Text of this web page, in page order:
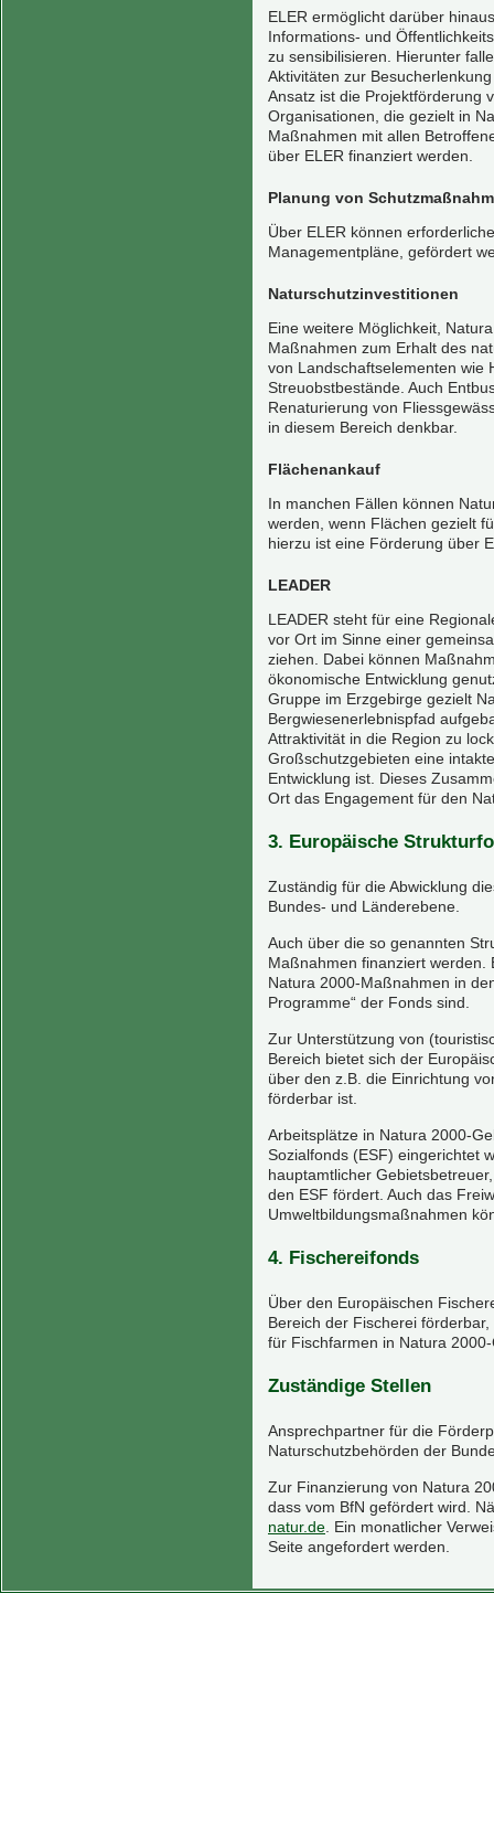
ELER ermöglicht darüber
Informations- und
zu sensibilisieren. Hierunter
Aktivitäten zur
Ansatz ist die Projektförderung
Organisationen, die gezielt in
Maßnahmen mit allen
über ELER finanziert werden.
Planung von
Über ELER können
Managementpläne, gefördert
Naturschutzinvestitionen
Eine weitere Möglichkeit,
Maßnahmen zum Erhalt des
von Landschaftselementen wie
Streuobstbestände. Auch
Renaturierung von
in diesem Bereich denkbar.
Flächenankauf
In manchen Fällen können
werden, wenn Flächen gezielt
hierzu ist eine Förderung über
LEADER
LEADER steht für eine
vor Ort im Sinne einer
ziehen. Dabei können
ökonomische Entwicklung
Gruppe im Erzgebirge gezielt
Bergwiesenerlebnispfad
Attraktivität in die Region zu
Großschutzgebieten eine
Entwicklung ist. Dieses
Ort das Engagement für den
3. Europäische
Zuständig für die Abwicklung
Bundes- und Länderebene.
Auch über die so genannten
Maßnahmen finanziert werden.
Natura 2000-Maßnahmen in
Programme“ der Fonds sind.
Zur Unterstützung von
Bereich bietet sich der
über den z.B. die Einrichtung
förderbar ist.
Arbeitsplätze in Natura 2000-
Sozialfonds (ESF) eingerichtet
hauptamtlicher
den ESF fördert. Auch das
Umweltbildungsmaßnahmen
4. Fischereifonds
Über den Europäischen
Bereich der Fischerei
für Fischfarmen in Natura
Zuständige Stellen
Ansprechpartner für die
Naturschutzbehörden der
Zur Finanzierung von Natura
dass vom BfN gefördert wird.
natur.de . Ein monatlicher
Seite angefordert werden.